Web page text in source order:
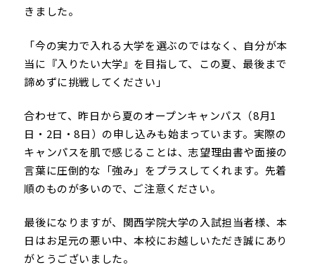
きました。
「今の実力で入れる大学を選ぶのではなく、自分が本
当に『入りたい大学』を目指して、この夏、最後まで
諦めずに挑戦してください」
合わせて、昨日から夏のオープンキャンパス（8月1
日・2日・8日）の申し込みも始まっています。実際の
キャンパスを肌で感じることは、志望理由書や面接の
言葉に圧倒的な「強み」をプラスしてくれます。先着
順のものが多いので、ご注意ください。
最後になりますが、関西学院大学の入試担当者様、本
日はお足元の悪い中、本校にお越しいただき誠にあり
がとうございました。